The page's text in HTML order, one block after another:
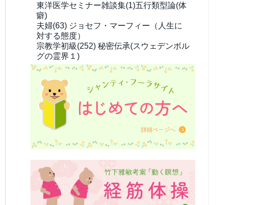
東洋医学セミナー雑談集(1)五行類型論(体
癖)
夫婦(63) ジョセフ・マーフィー（人生に
対する態度）
宗教学初級(252) 秘密伝承(スウェデンボル
グの霊界１)